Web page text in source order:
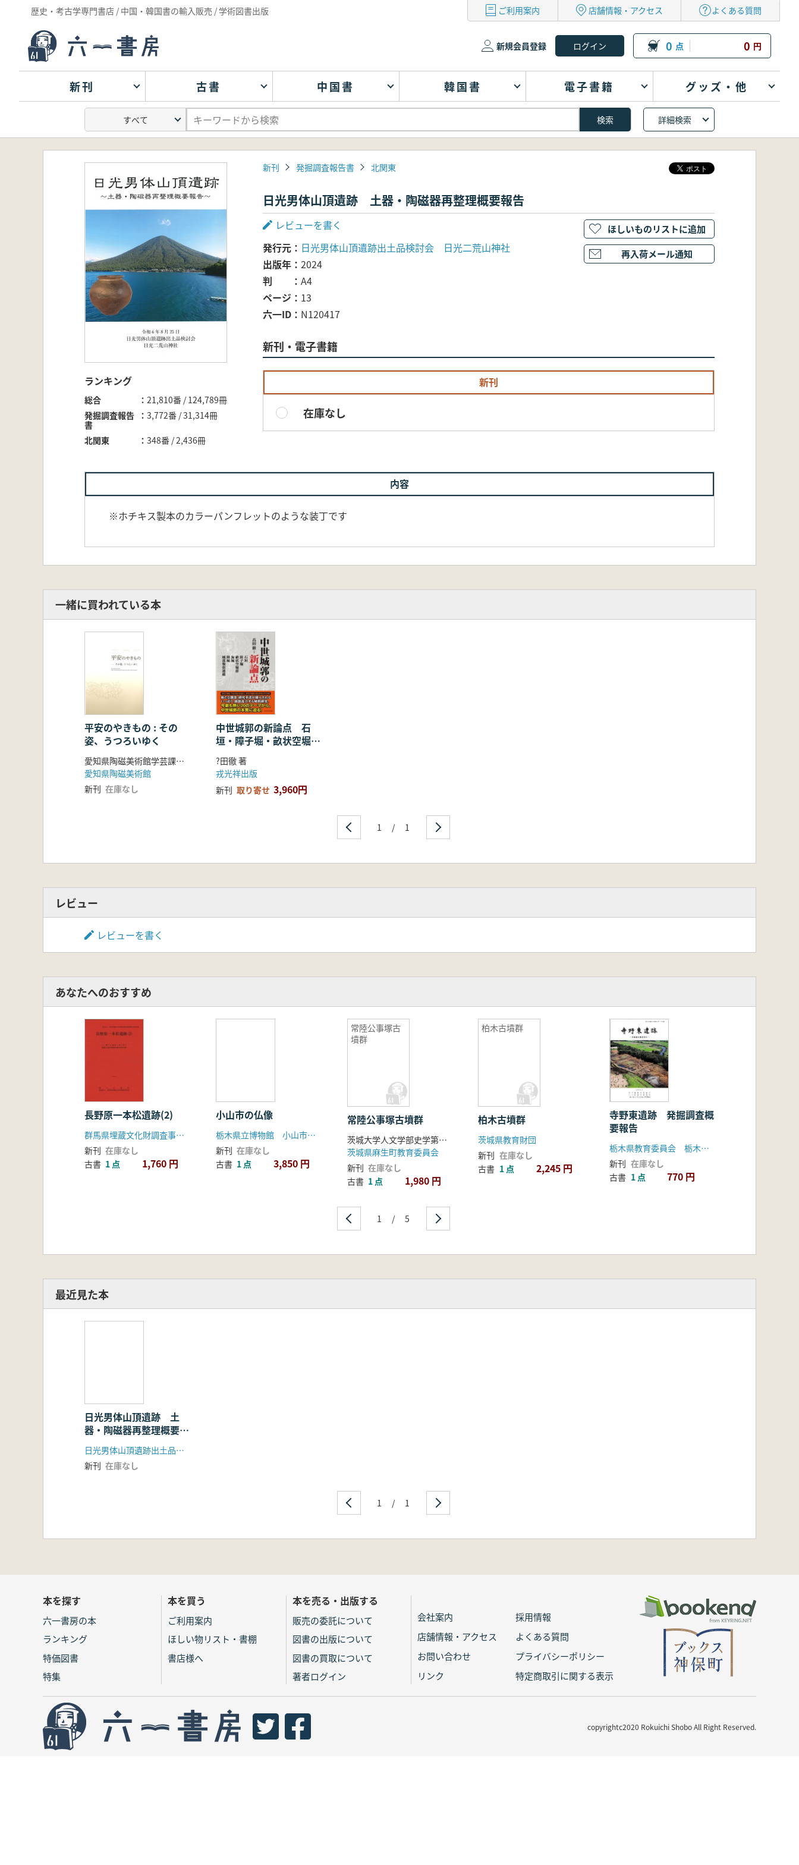
歴史・考古学専門書店 / 中国・韓国書の輸入販売 / 学術図書出版 ご利用案内 店舗情報・アクセス よくある質問
新規会員登録 0 点 0 円
新刊 古書 中国書 韓国書 電子書籍 グッズ・他
詳細検索
ランキング
総合
21,810番 / 124,789冊
発掘調査報告
書
3,772番 / 31,314冊
北関東 348番 / 2,436冊
新刊 発掘調査報告書 北関東
日光男体山頂遺跡 土器・陶磁器再整理概要報告
レビューを書く
発行元
日光男体山頂遺跡出土品検討会 日光二荒山神社
出版年
2024
判
A4
ページ
13
六一ID
N120417
新刊・電子書籍
新刊
在庫なし
ほしいものリストに追加
再入荷メール通知
内容
※ホチキス製本のカラーパンフレットのような装丁です
一緒に買われている本
平安のやきもの : その
姿、うつろいゆく
愛知県陶磁美術館学芸課 編
愛知県陶磁美術館
新刊 在庫なし
中世城郭の新論点 石
垣・障子堀・畝状空堀
群・海城・陣城・城郭類
似遺構
?田徹 著
戎光祥出版
新刊 取り寄せ 3,960円
1 / 1
レビュー
レビューを書く
あなたへのおすすめ
長野原一本松遺跡(2)
群馬県埋蔵文化財調査事業団
新刊 在庫なし
古書 1 点 1,760 円
小山市の仏像
栃木県立博物館 小山市教育委員会
新刊 在庫なし
古書 1 点 3,850 円
常陸公事塚古
墳群
常陸公事塚古墳群
茨城大学人文学部史学第六研究室編
茨城県麻生町教育委員会
新刊 在庫なし
古書 1 点 1,980 円
柏木古墳群
柏木古墳群
茨城県教育財団
新刊 在庫なし
古書 1 点 2,245 円
寺野東遺跡 発掘調査概
要報告
栃木県教育委員会 栃木県文化振興事業団
新刊 在庫なし
古書 1 点 770 円
1 / 5
最近見た本
日光男体山頂遺跡 土
器・陶磁器再整理概要報
日光男体山頂遺跡出土品検討会 日光二荒山神社
新刊 在庫なし
1 / 1
本を探す
六一書房の本
ランキング
特価図書
特集
本を買う
ご利用案内
ほしい物リスト・書棚
書店様へ
本を売る・出版する
販売の委託について
図書の出版について
図書の買取について
著者ログイン
会社案内
採用情報
店舗情報・アクセス
よくある質問
お問い合わせ
プライバシーポリシー
リンク
特定商取引に関する表示
copyrightc2020 Rokuichi Shobo All Right Reserved.